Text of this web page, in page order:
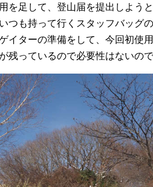
を足して、登山届を提出しよう
つも持って行くスタッフバッグ
イターの準備をして、今回初使
残っているので必要性はないの